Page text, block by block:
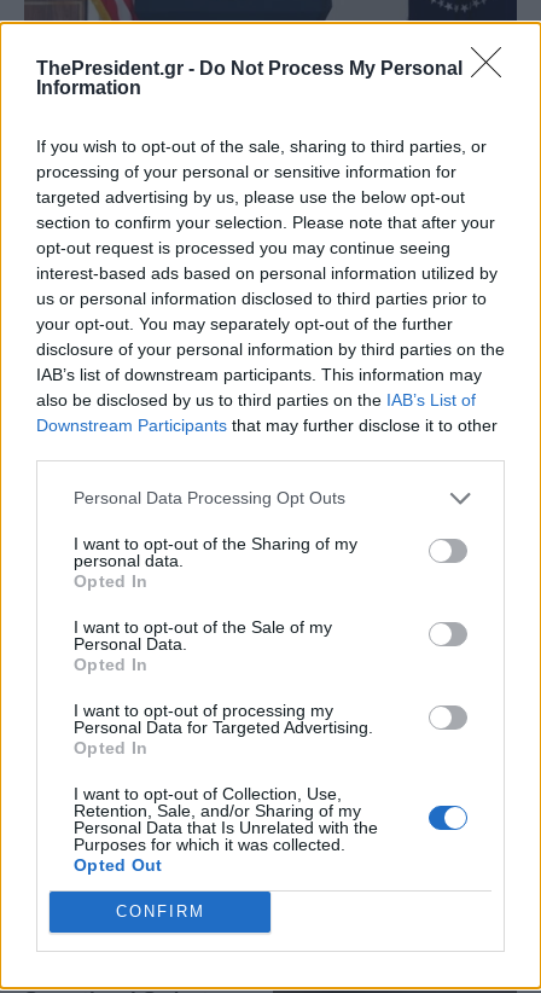
ThePresident.gr - Do Not Process My Personal
Information
If you wish to opt-out of the sale, sharing to third parties, or
processing of your personal or sensitive information for
targeted advertising by us, please use the below opt-out
section to confirm your selection. Please note that after your
opt-out request is processed you may continue seeing
interest-based ads based on personal information utilized by
us or personal information disclosed to third parties prior to
your opt-out. You may separately opt-out of the further
disclosure of your personal information by third parties on the
IAB’s list of downstream participants. This information may
also be disclosed by us to third parties on the IAB’s List of
Downstream Participants that may further disclose it to other
Personal Data Processing Opt Outs
I want to opt-out of the Sharing of my
personal data.
Opted In
I want to opt-out of the Sale of my
Personal Data.
Opted In
I want to opt-out of processing my
Personal Data for Targeted Advertising.
Opted In
I want to opt-out of Collection, Use,
Retention, Sale, and/or Sharing of my
Personal Data that Is Unrelated with the
Purposes for which it was collected.
Opted Out
CONFIRM